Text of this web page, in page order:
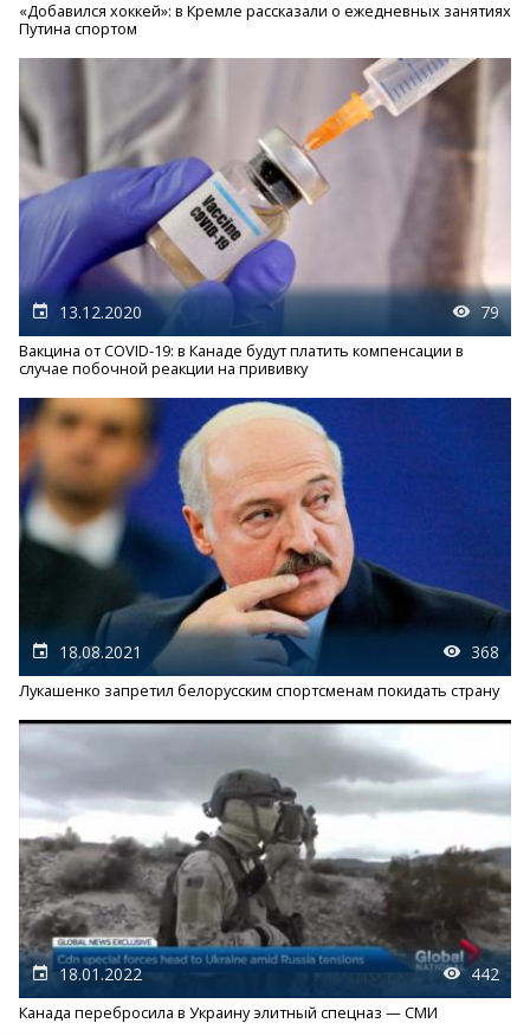
«Добавился хоккей»: в Кремле рассказали о ежедневных занятиях
Путина спортом
13.12.2020 79
Вакцина от COVID-19: в Канаде будут платить компенсации в
случае побочной реакции на прививку
18.08.2021 368
Лукашенко запретил белорусским спортсменам покидать страну
18.01.2022 442
Канада перебросила в Украину элитный спецназ — СМИ